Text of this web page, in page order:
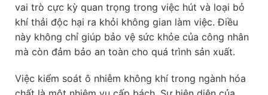
vai trò cực kỳ quan trọng trong việc hút và loại bỏ
khí thải độc hại ra khỏi không gian làm việc. Điều
này không chỉ giúp bảo vệ sức khỏe của công nhân
mà còn đảm bảo an toàn cho quá trình sản xuất.
Việc kiểm soát ô nhiễm không khí trong ngành hóa